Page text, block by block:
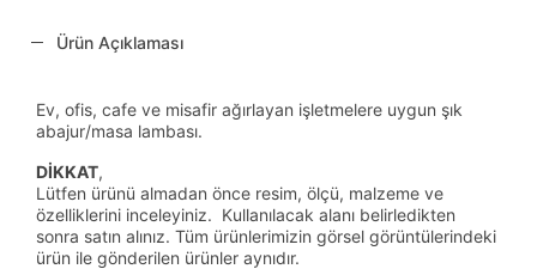
Ürün Açıklaması
Ev, ofis, cafe ve misafir ağırlayan işletmelere uygun şık
abajur/masa lambası.
DİKKAT,
Lütfen ürünü almadan önce resim, ölçü, malzeme ve
özelliklerini inceleyiniz. Kullanılacak alanı belirledikten
sonra satın alınız. Tüm ürünlerimizin görsel görüntülerindeki
ürün ile gönderilen ürünler aynıdır.